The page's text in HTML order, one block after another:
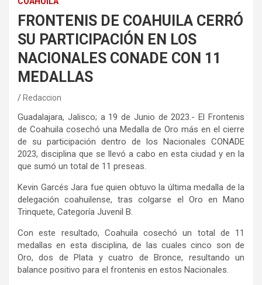
FRONTENIS DE COAHUILA CERRÓ
SU PARTICIPACIÓN EN LOS
NACIONALES CONADE CON 11
MEDALLAS
Redaccion
Guadalajara, Jalisco; a 19 de Junio de 2023.- El Frontenis
de Coahuila cosechó una Medalla de Oro más en el cierre
de su participación dentro de los Nacionales CONADE
2023, disciplina que se llevó a cabo en esta ciudad y en la
que sumó un total de 11 preseas.
Kevin Garcés Jara fue quien obtuvo la última medalla de la
delegación coahuilense, tras colgarse el Oro en Mano
Trinquete, Categoría Juvenil B.
Con este resultado, Coahuila cosechó un total de 11
medallas en esta disciplina, de las cuales cinco son de
Oro, dos de Plata y cuatro de Bronce, resultando un
balance positivo para el frontenis en estos Nacionales.